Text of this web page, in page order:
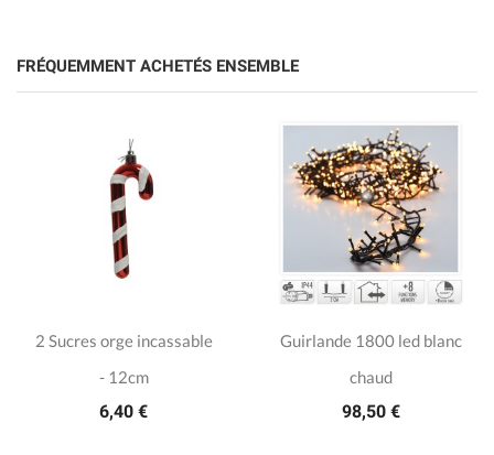
FRÉQUEMMENT ACHETÉS ENSEMBLE
2 Sucres orge incassable
- 12cm
6,40 €
Guirlande 1800 led blanc
chaud
98,50 €